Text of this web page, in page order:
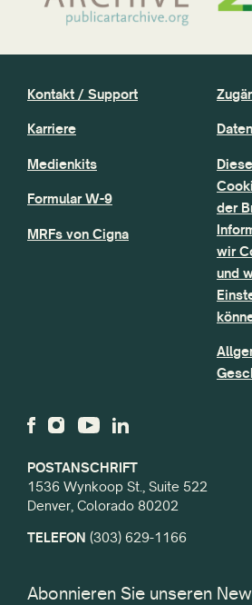
POSTANSCHRIFT
1536 Wynkoop St., Suite 522
Denver, Colorado 80202
TELEFON (303) 629-1166
Kontakt / Support
Karriere
Medienkits
Formular W-9
MRFs von Cigna
der
wir
und
Abonnieren Sie unseren